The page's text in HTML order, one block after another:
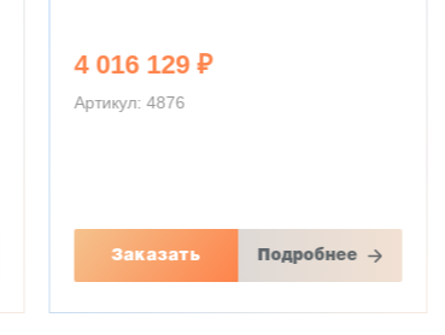
4 016 129 ₽
Артикул: 4876
Заказать Подробнее